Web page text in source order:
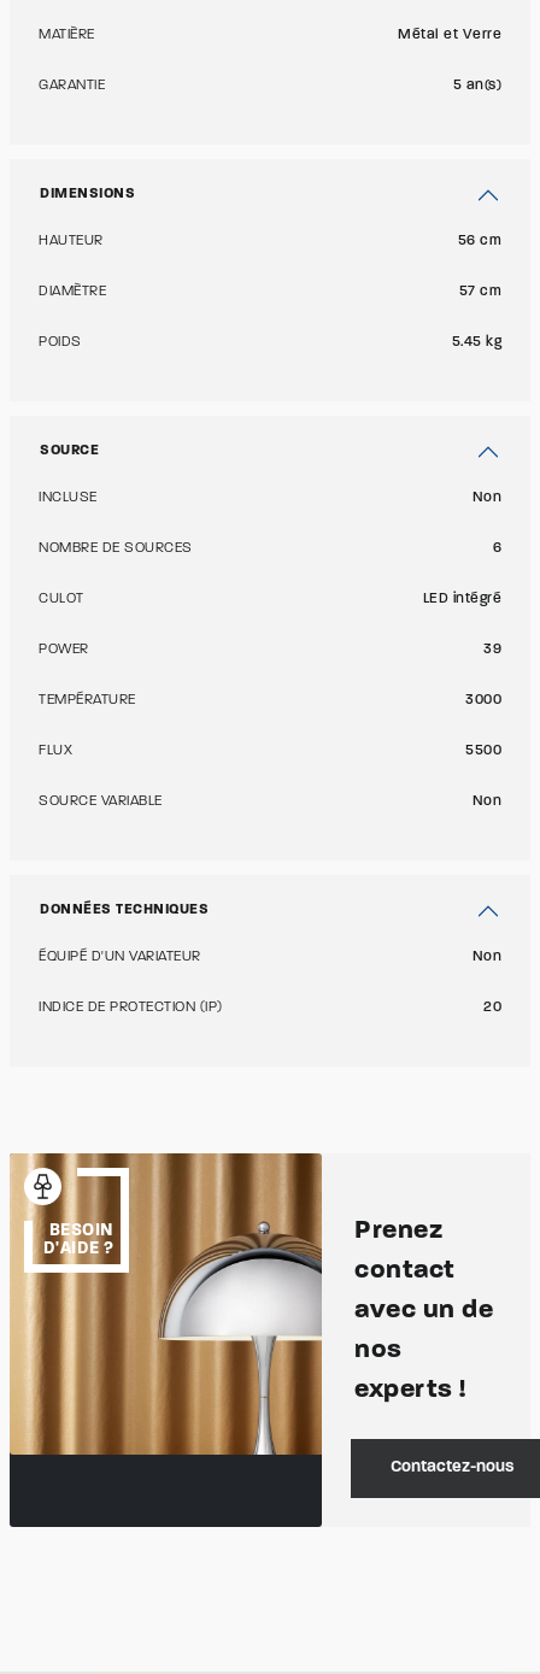
MATIÈRE Métal et Verre
GARANTIE 5 an(s)
DIMENSIONS
HAUTEUR 56 cm
DIAMÈTRE 57 cm
POIDS 5.45 kg
SOURCE
INCLUSE Non
NOMBRE DE SOURCES 6
CULOT LED intégré
POWER 39
TEMPÉRATURE 3000
FLUX 5500
SOURCE VARIABLE Non
DONNÉES TECHNIQUES
ÉQUIPÉ D'UN VARIATEUR Non
INDICE DE PROTECTION (IP) 20
BESOIN
D'AIDE ?
Prenez
contact
avec un de
nos
experts !
Contactez-nous